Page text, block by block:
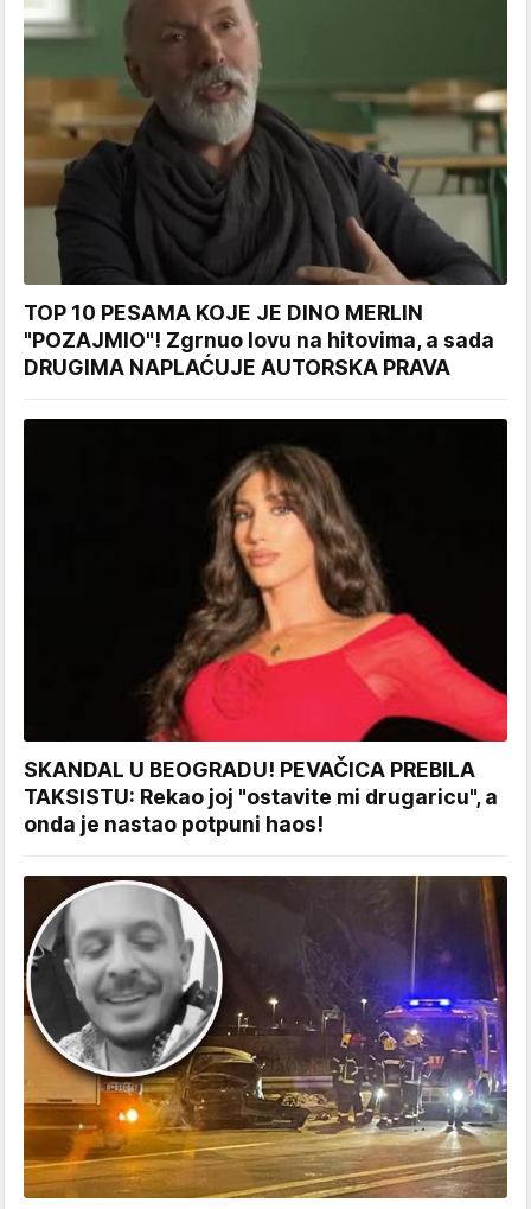
TOP 10 PESAMA KOJE JE DINO MERLIN
"POZAJMIO"! Zgrnuo lovu na hitovima, a sada
DRUGIMA NAPLAĆUJE AUTORSKA PRAVA
SKANDAL U BEOGRADU! PEVAČICA PREBILA
TAKSISTU: Rekao joj "ostavite mi drugaricu", a
onda je nastao potpuni haos!